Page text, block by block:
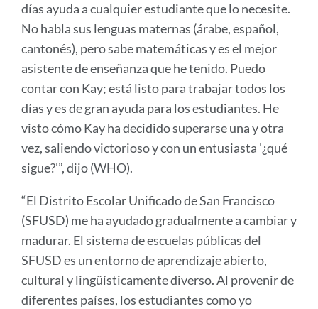
días ayuda a cualquier estudiante que lo necesite.
No habla sus lenguas maternas (árabe, español,
cantonés), pero sabe matemáticas y es el mejor
asistente de enseñanza que he tenido. Puedo
contar con Kay; está listo para trabajar todos los
días y es de gran ayuda para los estudiantes. He
visto cómo Kay ha decidido superarse una y otra
vez, saliendo victorioso y con un entusiasta '¿qué
sigue?'”, dijo (WHO).
“El Distrito Escolar Unificado de San Francisco
(SFUSD) me ha ayudado gradualmente a cambiar y
madurar. El sistema de escuelas públicas del
SFUSD es un entorno de aprendizaje abierto,
cultural y lingüísticamente diverso. Al provenir de
diferentes países, los estudiantes como yo